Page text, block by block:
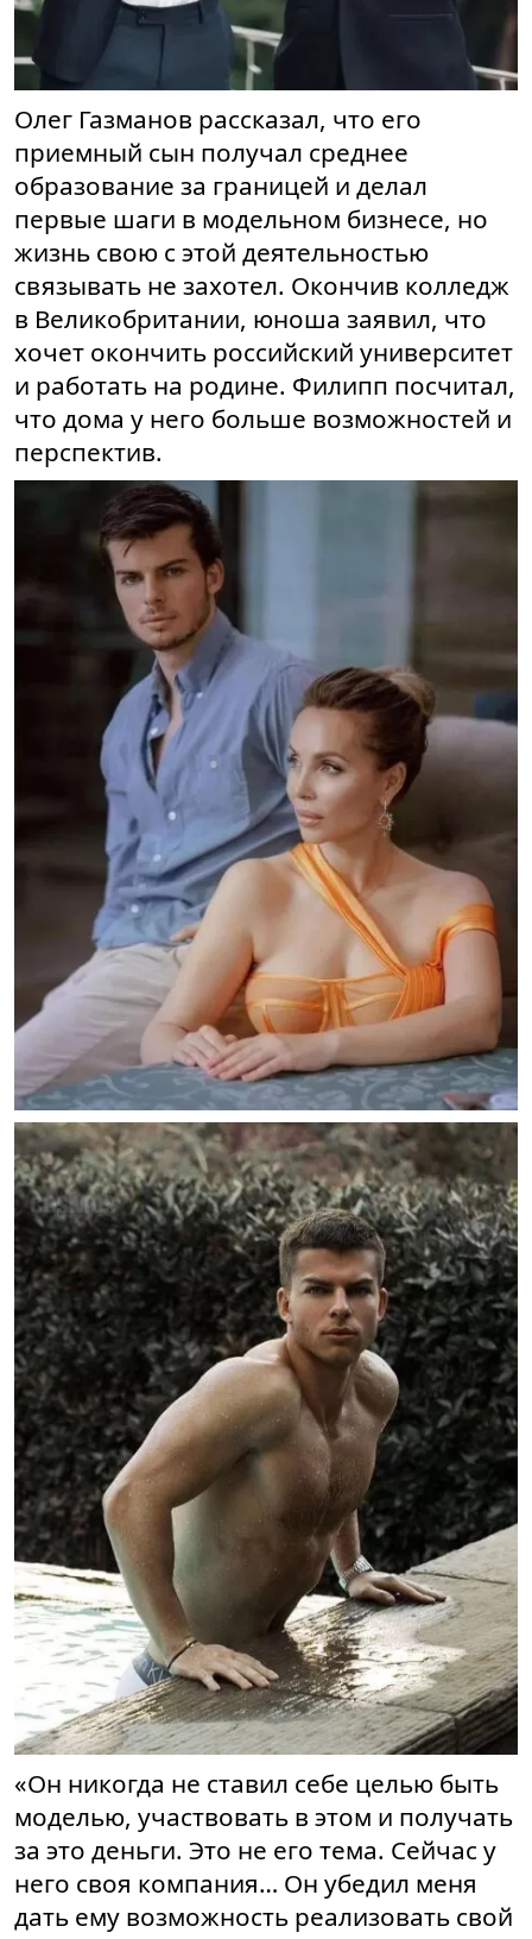
Олег Газманов рассказал, что его
приемный сын получал среднее
образование за границей и делал
первые шаги в модельном бизнесе, но
жизнь свою с этой деятельностью
связывать не захотел. Окончив колледж
в Великобритании, юноша заявил, что
хочет окончить российский университет
и работать на родине. Филипп посчитал,
что дома у него больше возможностей и
перспектив.
«Он никогда не ставил себе целью быть
моделью, участвовать в этом и получать
за это деньги. Это не его тема. Сейчас у
него своя компания… Он убедил меня
дать ему возможность реализовать свой